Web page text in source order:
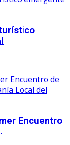
Encuentro